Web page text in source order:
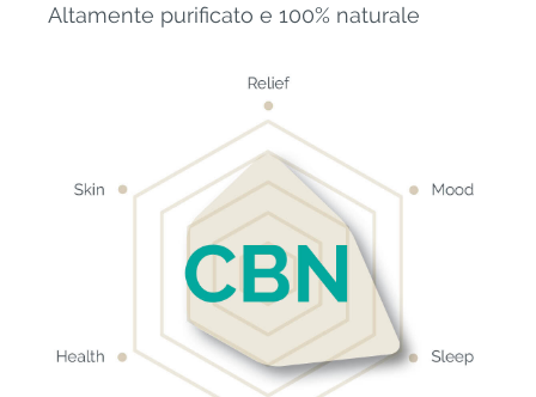
Altamente purificato e 100% naturale